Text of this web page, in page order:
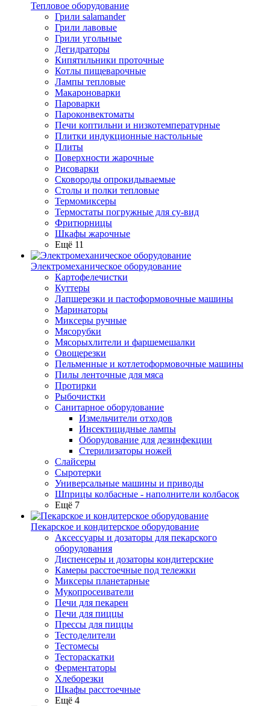
Тепловое оборудование
Грили salamander
Грили лавовые
Грили угольные
Дегидраторы
Кипятильники проточные
Котлы пищеварочные
Лампы тепловые
Макароноварки
Пароварки
Пароконвектоматы
Печи коптильни и низкотемпературные
Плитки индукционные настольные
Плиты
Поверхности жарочные
Рисоварки
Сковороды опрокидываемые
Столы и полки тепловые
Термомиксеры
Термостаты погружные для су-вид
Фритюрницы
Шкафы жарочные
Ещё 11
Электромеханическое оборудование
Картофелечистки
Куттеры
Лапшерезки и пастоформовочные машины
Маринаторы
Миксеры ручные
Мясорубки
Мясорыхлители и фаршемешалки
Овощерезки
Пельменные и котлетоформовочные машины
Пилы ленточные для мяса
Протирки
Рыбочистки
Санитарное оборудование
Измельчители отходов
Инсектицидные лампы
Оборудование для дезинфекции
Стерилизаторы ножей
Слайсеры
Сыротерки
Универсальные машины и приводы
Шприцы колбасные - наполнители колбасок
Ещё 7
Пекарское и кондитерское оборудование
Аксессуары и дозаторы для пекарского
оборудования
Диспенсеры и дозаторы кондитерские
Камеры расстоечные под тележки
Миксеры планетарные
Мукопросеиватели
Печи для пекарен
Печи для пиццы
Прессы для пиццы
Тестоделители
Тестомесы
Тестораскатки
Ферментаторы
Хлеборезки
Шкафы расстоечные
Ещё 4